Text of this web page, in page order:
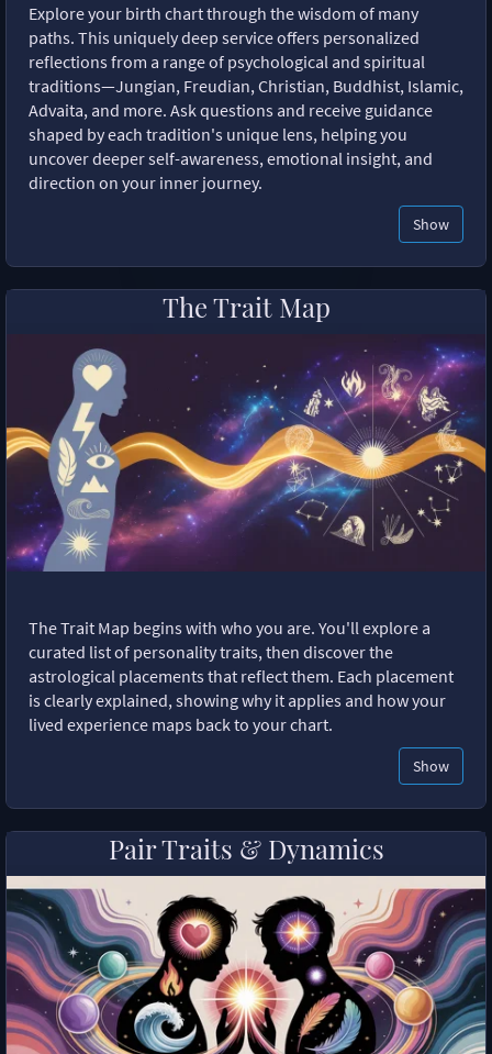
Explore your birth chart through the wisdom of many
paths. This uniquely deep service offers personalized
reflections from a range of psychological and spiritual
traditions—Jungian, Freudian, Christian, Buddhist, Islamic,
Advaita, and more. Ask questions and receive guidance
shaped by each tradition's unique lens, helping you
uncover deeper self-awareness, emotional insight, and
direction on your inner journey.
Show
The Trait Map
The Trait Map begins with who you are. You'll explore a
curated list of personality traits, then discover the
astrological placements that reflect them. Each placement
is clearly explained, showing why it applies and how your
lived experience maps back to your chart.
Show
Pair Traits & Dynamics